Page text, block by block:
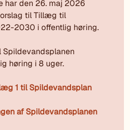
har den 26. maj 2026
til Tillæg til
2030 i offentlig høring.
høring i 8 uger.
1 til Spildevandsplan
af Spildevandsplanen